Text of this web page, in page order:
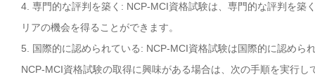
4. 専門的な評判を築く: NCP-MCI資格試験は、専門的な評判を築
リアの機会を得ることができます。
5. 国際的に認められている: NCP-MCI資格試験は国際的に認め
NCP-MCI資格試験の取得に興味がある場合は、次の手順を実行し